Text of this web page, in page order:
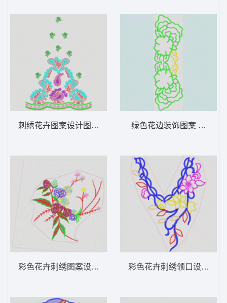
刺绣花卉图案设计图 裙摆曲线
彩色花卉刺绣图案设计 衣花
绿色花边装饰图案 曲线花
彩色花卉刺绣领口设计 衣领